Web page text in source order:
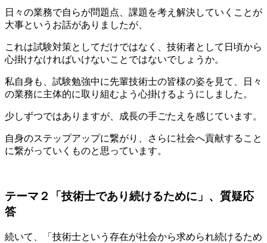
日々の業務で自らが問題点、課題を考え解決していくことが
大事というお話がありましたが、
これは試験対策としてだけではなく、技術者として日頃から
心掛けなければいけないことではないでしょうか。
私自身も、試験勉強中に先輩技術士の皆様の姿を見て、日々
の業務に主体的に取り組むよう心掛けるようにしました。
少しずつではありますが、成長の手ごたえを感じています。
自身のステップアップに繋がり、さらに社会へ貢献すること
に繋がっていくものと思っています。
テーマ２「技術士であり続けるために」、質疑応
答
続いて、「技術士という存在が社会から求められ続けるため